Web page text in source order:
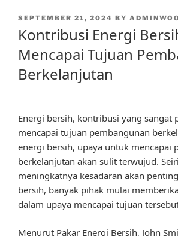
POSTED
SEPTEMBER 21, 2024 BY ADMINWOO
Kontribusi Energi
Mencapai Tujuan
Berkelanjutan
Energi bersih, kontribusi yang sangat
mencapai tujuan pembangunan
energi bersih, upaya untuk mencapai
berkelanjutan akan sulit terwujud.
meningkatnya kesadaran akan
bersih, banyak pihak mulai
dalam upaya mencapai tujuan
Menurut Pakar Energi Bersih, John